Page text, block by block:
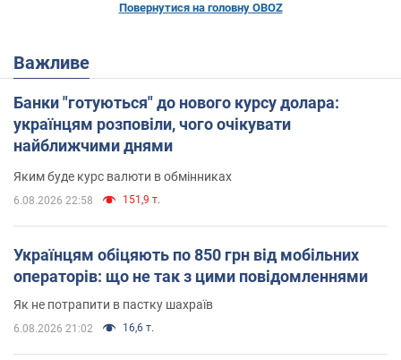
Повернутися на головну OBOZ
Важливе
Банки "готуються" до нового курсу долара:
українцям розповіли, чого очікувати
найближчими днями
Яким буде курс валюти в обмінниках
6.08.2026 22:58 151,9 т.
Українцям обіцяють по 850 грн від мобільних
операторів: що не так з цими повідомленнями
Як не потрапити в пастку шахраїв
6.08.2026 21:02 16,6 т.